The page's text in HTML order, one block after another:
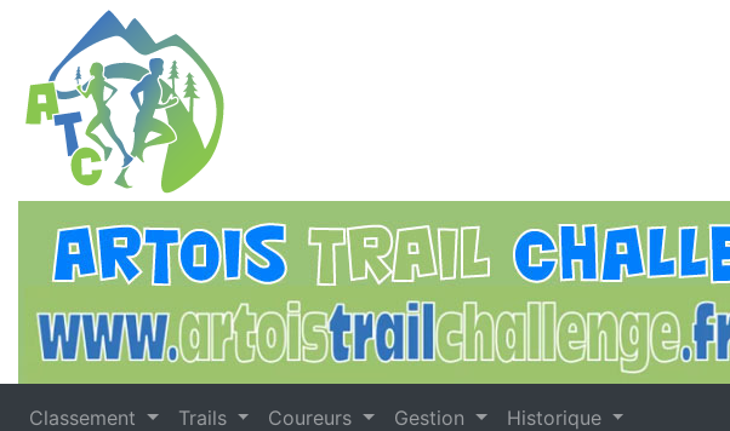
Classement Trails Coureurs Gestion Historique